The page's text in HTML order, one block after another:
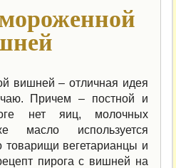
вишней – отличная идея
Причем – постной и
нет яиц, молочных
масло используется
товарищи вегетарианцы и
пирога с вишней на